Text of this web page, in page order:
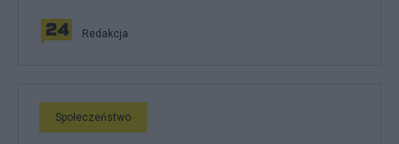
Redakcja
Społeczeństwo